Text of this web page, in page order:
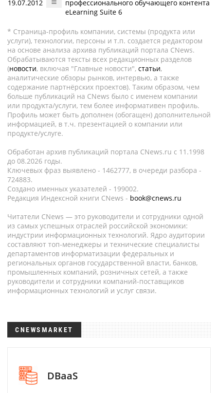
19.07.2012
профессионального обучающего контента
eLearning Suite 6
* Страница-профиль компании, системы (продукта или
услуги), технологии, персоны и т.п. создается редактором
на основе анализа архива публикаций портала CNews.
Обрабатываются тексты всех редакционных разделов
(новости, включая "Главные новости", статьи,
аналитические обзоры рынков, интервью, а также
содержание партнёрских проектов). Таким образом, чем
больше публикаций на CNews было с именем компании
или продукта/услуги, тем более информативен профиль.
Профиль может быть дополнен (обогащен) дополнительной
информацией, в т.ч. презентацией о компании или
продукте/услуге.
Обработан архив публикаций портала CNews.ru c 11.1998
до 08.2026 годы.
Ключевых фраз выявлено - 1462777, в очереди разбора -
724883.
Создано именных указателей - 199002.
Редакция Индексной книги CNews - book@cnews.ru
Читатели CNews — это руководители и сотрудники одной
из самых успешных отраслей российской экономики:
индустрии информационных технологий. Ядро аудитории
составляют топ-менеджеры и технические специалисты
департаментов информатизации федеральных и
региональных органов государственной власти, банков,
промышленных компаний, розничных сетей, а также
руководители и сотрудники компаний-поставщиков
информационных технологий и услуг связи.
CNEWSMARKET
DBaaS